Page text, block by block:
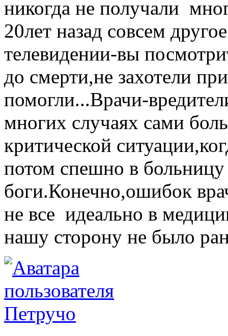
никогда не получали
20лет назад совсем
телевидении-вы
до смерти,не захотели
помогли...Врачи-
многих случаях сами
критической
потом спешно в больницу
боги.Конечно,ошибок
не все идеально в
нашу сторону не было
Петручо